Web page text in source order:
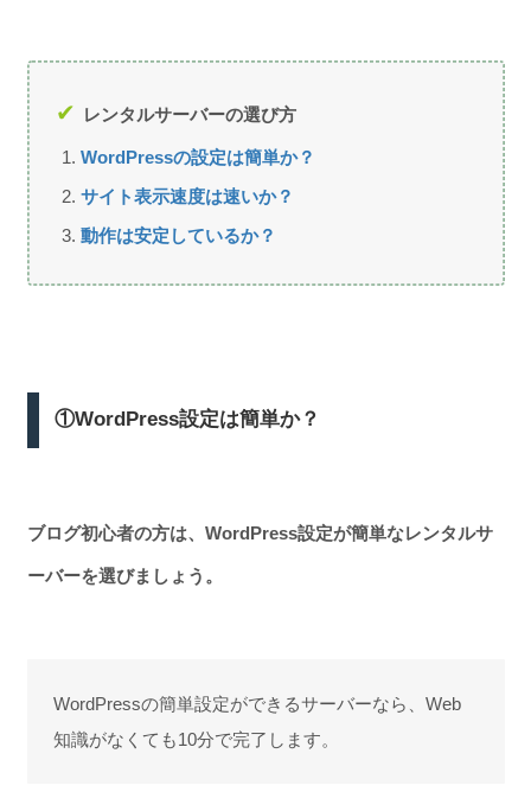
レンタルサーバーの選び方
WordPressの設定は簡単か？
サイト表示速度は速いか？
動作は安定しているか？
①WordPress設定は簡単か？
ブログ初心者の方は、WordPress設定が簡単なレンタルサ
ーバーを選びましょう。
WordPressの簡単設定ができるサーバーなら、Web
知識がなくても10分で完了します。